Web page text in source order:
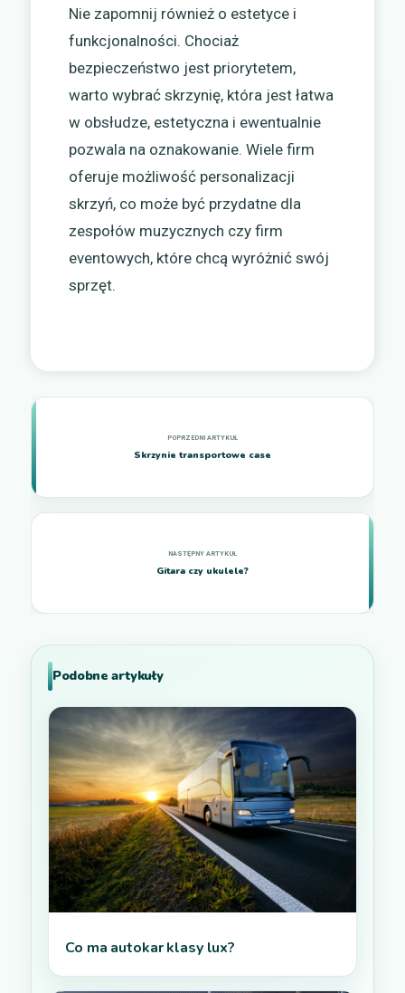
Nie zapomnij również o estetyce i
funkcjonalności. Chociaż
bezpieczeństwo jest priorytetem,
warto wybrać skrzynię, która jest łatwa
w obsłudze, estetyczna i ewentualnie
pozwala na oznakowanie. Wiele firm
oferuje możliwość personalizacji
skrzyń, co może być przydatne dla
zespołów muzycznych czy firm
eventowych, które chcą wyróżnić swój
sprzęt.
Skrzynie transportowe case
Gitara czy ukulele?
Podobne artykuły
Co ma autokar klasy lux?